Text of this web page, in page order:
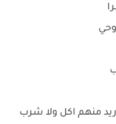
منهم اكل ولا شرب